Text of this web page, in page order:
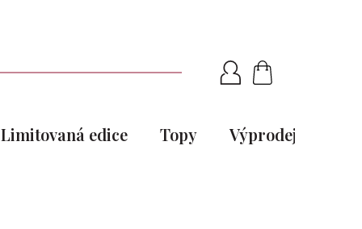
NÁKUPNÍ
KOŠÍK
Limitovaná edice Topy Výprodej